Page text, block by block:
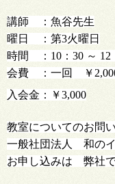
講師 ：魚谷先生
曜日 ：第3火曜日
時間 ：10：30 ～ 12
会費 ：一回 ￥
入会金：￥3,000
教室についてのお問
一般社団法人 和のイ
お申し込みは 弊社で